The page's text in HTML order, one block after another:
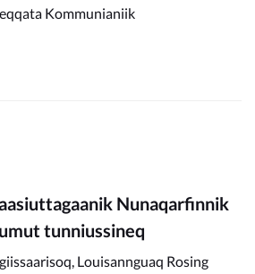
Kommunianiik
Nunaqarfinnik
tunniussineq
Louisannguaq Rosing